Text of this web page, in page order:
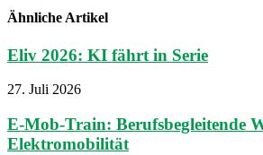
Ähnliche Artikel
Eliv 2026: KI fährt in Serie
27. Juli 2026
E-Mob-Train: Berufsbegleitende
Elektromobilität